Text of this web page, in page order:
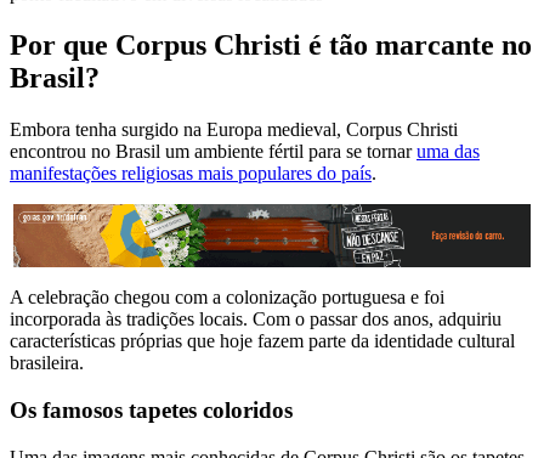
Por que Corpus Christi é tão marcante no
Brasil?
Embora tenha surgido na Europa medieval, Corpus Christi
encontrou no Brasil um ambiente fértil para se tornaruma das
manifestações religiosas mais populares do país.
A celebração chegou com a colonização portuguesa e foi
incorporada às tradições locais. Com o passar dos anos, adquiriu
características próprias que hoje fazem parte da identidade cultural
brasileira.
Os famosos tapetes coloridos